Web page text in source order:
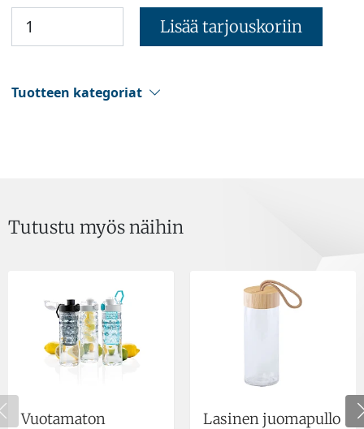
Lisää tarjouskoriin
Tuotteen kategoriat
Tutustu myös näihin
Vuotamaton
Lasinen juomapullo